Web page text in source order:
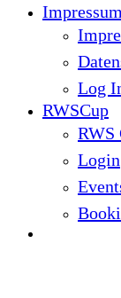
Impressum
Log
RWSCup
RWS
Login